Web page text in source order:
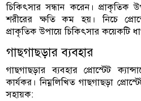
চিকিৎসার সন্ধান করেন। প্রাকৃতিক
শরীরের ক্ষতি কম হয়। নিচে
প্রাকৃতিক উপায়ে চিকিৎসার কয়েকটি
গাছগাছড়ার ব্যবহার
গাছগাছড়ার ব্যবহার প্রোস্টেট
কার্যকর। নিম্নলিখিত গাছগাছড়া
সহায়ক: